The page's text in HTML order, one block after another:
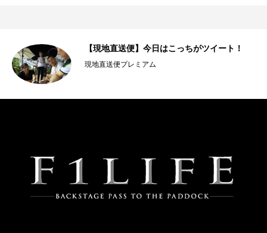
【現地直送便】今日はこっちがツイート！
現地直送便プレミアム